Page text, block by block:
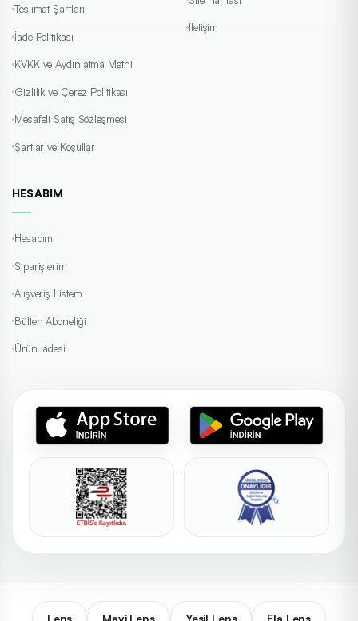
Teslimat Şartları
İade Politikası
KVKK ve Aydınlatma Metni
Gizlilik ve Çerez Politikası
Mesafeli Satış Sözleşmesi
Şartlar ve Koşullar
İletişim
HESABIM
Hesabım
Siparişlerim
Alışveriş Listem
Bülten Aboneliği
Ürün İadesi
Lens Mavi Lens Yeşil Lens Ela Lens